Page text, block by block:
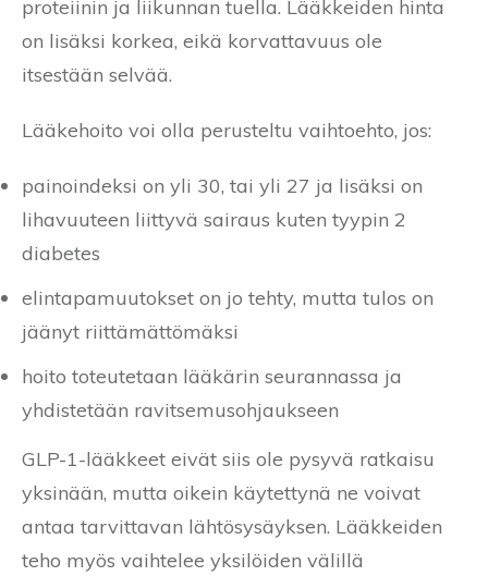
proteiinin ja liikunnan tuella. Lääkkeiden hinta
on lisäksi korkea, eikä korvattavuus ole
itsestään selvää.
Lääkehoito voi olla perusteltu vaihtoehto, jos:
painoindeksi on yli 30, tai yli 27 ja lisäksi on
lihavuuteen liittyvä sairaus kuten tyypin 2
diabetes
elintapamuutokset on jo tehty, mutta tulos on
jäänyt riittämättömäksi
hoito toteutetaan lääkärin seurannassa ja
yhdistetään ravitsemusohjaukseen
GLP-1-lääkkeet eivät siis ole pysyvä ratkaisu
yksinään, mutta oikein käytettynä ne voivat
antaa tarvittavan lähtösysäyksen. Lääkkeiden
teho myös vaihtelee yksilöiden välillä